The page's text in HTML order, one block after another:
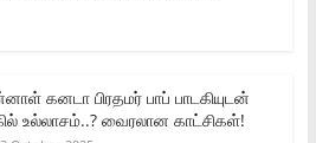
கனடா பிரதமர் பாப் பாடகியுடன்
உல்லாசம்..? வைரலான காட்சிகள்!